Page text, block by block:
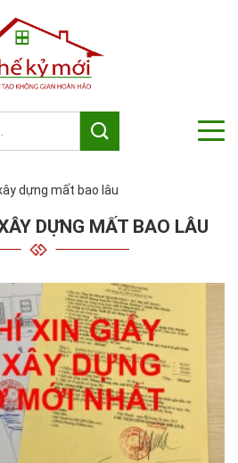
dựng mất bao lâu
DỰNG MẤT BAO LÂU